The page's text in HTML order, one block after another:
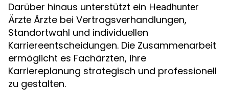
Darüber hinaus unterstützt ein Headhunter
Ärzte Ärzte bei Vertragsverhandlungen,
Standortwahl und individuellen
Karriereentscheidungen. Die Zusammenarbeit
ermöglicht es Fachärzten, ihre
Karriereplanung strategisch und professionell
zu gestalten.